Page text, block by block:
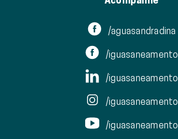
/aguasandradina
/iguasaneamento
/iguasaneamento
/iguasaneamento
/iguasaneamento